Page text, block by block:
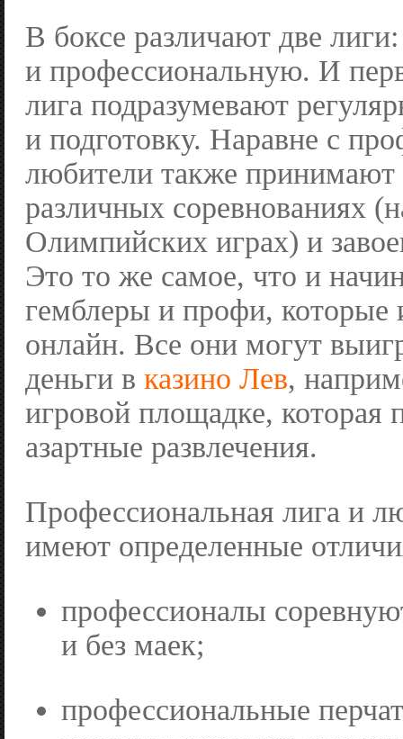
В боксе различают две
и профессиональную. И
лига подразумевают
и подготовку. Наравне с
любители также принимают
различных соревнованиях
Олимпийских играх) и
Это то же самое, что и
гемблеры и профи, которые
онлайн. Все они могут
деньги в казино Лев,
игровой площадке, которая
азартные развлечения.
Профессиональная лига и
имеют определенные
профессионалы
и без маек;
профессиональные